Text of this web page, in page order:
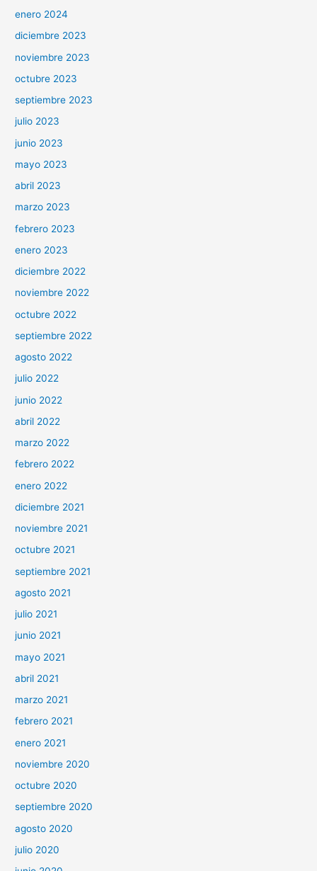
enero 2024
diciembre 2023
noviembre 2023
octubre 2023
septiembre 2023
julio 2023
junio 2023
mayo 2023
abril 2023
marzo 2023
febrero 2023
enero 2023
diciembre 2022
noviembre 2022
octubre 2022
septiembre 2022
agosto 2022
julio 2022
junio 2022
abril 2022
marzo 2022
febrero 2022
enero 2022
diciembre 2021
noviembre 2021
octubre 2021
septiembre 2021
agosto 2021
julio 2021
junio 2021
mayo 2021
abril 2021
marzo 2021
febrero 2021
enero 2021
noviembre 2020
octubre 2020
septiembre 2020
agosto 2020
julio 2020